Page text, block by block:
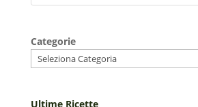
Categorie
Ultime Ricette